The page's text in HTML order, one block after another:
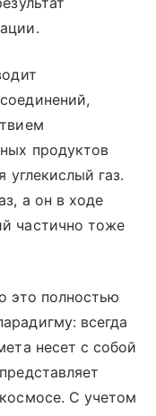
продуктов
углекислый газ.
а он в ходе
частично тоже
это полностью
всегда
несет с собой
С учетом